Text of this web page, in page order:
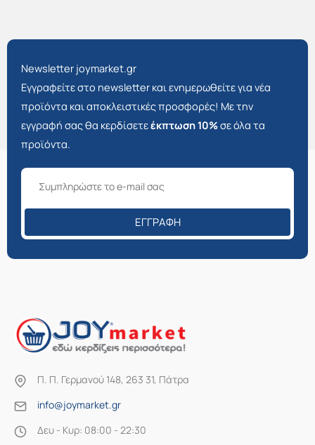
Newsletter joymarket.gr
Εγγραφείτε στο newsletter και ενημερωθείτε για νέα
προϊόντα και αποκλειστικές προσφορές! Με την
εγγραφή σας θα κερδίσετεέκπτωση 10%σε όλα τα
προϊόντα.
ΕΓΓΡΑΦΉ
Π. Π. Γερμανού 148, 263 31, Πάτρα
info@joymarket.gr
Δευ - Κυρ: 08:00 - 22:30